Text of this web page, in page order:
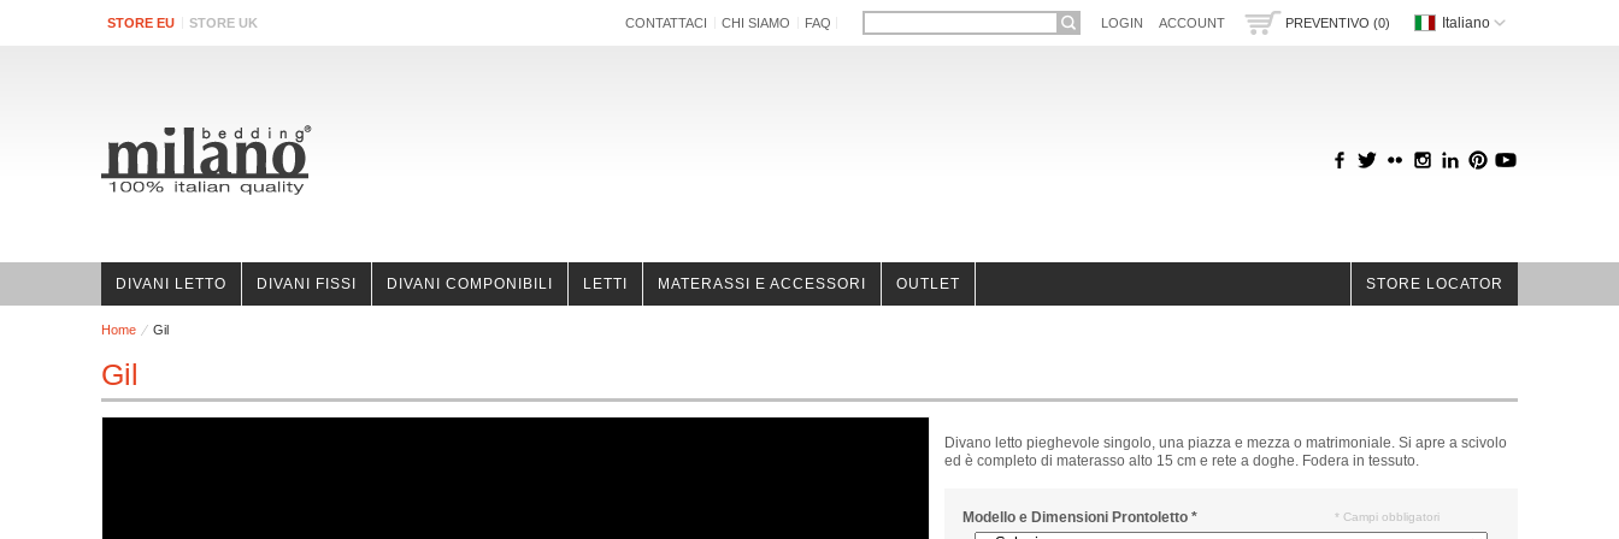
STORE EU STORE UK Italiano
PREVENTIVO (0)
LOGIN ACCOUNT
CONTATTACI CHI SIAMO FAQ
DIVANI LETTO DIVANI FISSI DIVANI COMPONIBILI LETTI MATERASSI E ACCESSORI OUTLET STORE LOCATOR
Home Gil
Gil
Divano letto pieghevole singolo, una piazza e mezza o matrimoniale. Si apre a scivolo
ed è completo di materasso alto 15 cm e rete a doghe. Fodera in tessuto.
Modello e Dimensioni Prontoletto* * Campi obbligatori